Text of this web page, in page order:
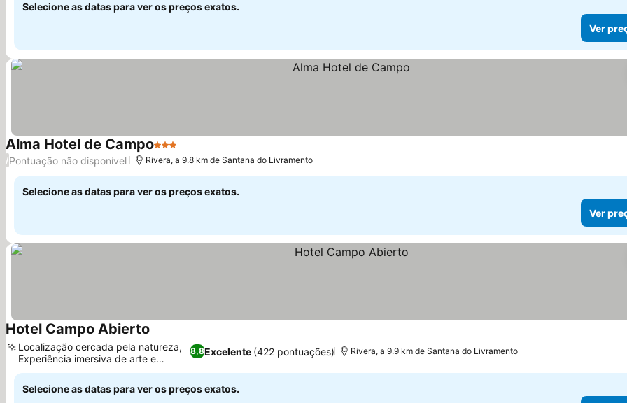
Selecione as datas para ver os preços exatos.
Ver
Alma Hotel de Campo3 Estrelas
/Pontuação não disponível Rivera, a 9.8 km de Santana do Livramento
Selecione as datas para ver os preços exatos.
Ver
Hotel Campo Abierto
8,8Excelente (422 pontuações)
Localização cercada pela natureza,
Experiência imersiva de arte e
natureza
Rivera, a 9.9 km de Santana do Livramento
Selecione as datas para ver os preços exatos.